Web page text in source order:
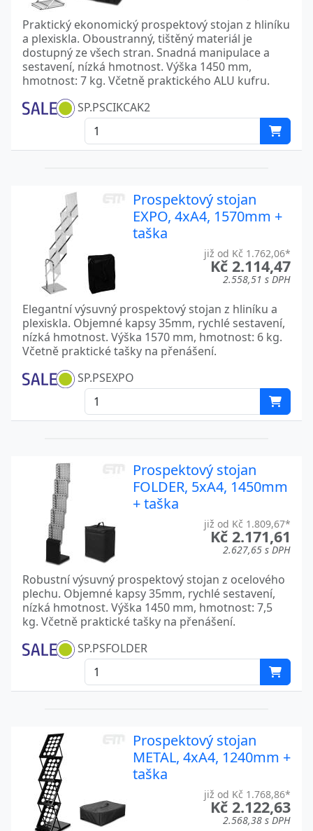
Praktický ekonomický prospektový stojan z hliníku
a plexiskla. Oboustranný, tištěný materiál je
dostupný ze všech stran. Snadná manipulace a
sestavení, nízká hmotnost. Výška 1450 mm,
hmotnost: 7 kg. Včetně praktického ALU kufru.
SP.PSCIKCAK2
Prospektový stojan
EXPO, 4xA4, 1570mm +
taška
již od Kč 1.762,06*
Kč 2.114,47
2.558,51 s DPH
Elegantní výsuvný prospektový stojan z hliníku a
plexiskla. Objemné kapsy 35mm, rychlé sestavení,
nízká hmotnost. Výška 1570 mm, hmotnost: 6 kg.
Včetně praktické tašky na přenášení.
SP.PSEXPO
Prospektový stojan
FOLDER, 5xA4, 1450mm
+ taška
již od Kč 1.809,67*
Kč 2.171,61
2.627,65 s DPH
Robustní výsuvný prospektový stojan z ocelového
plechu. Objemné kapsy 35mm, rychlé sestavení,
nízká hmotnost. Výška 1450 mm, hmotnost: 7,5
kg. Včetně praktické tašky na přenášení.
SP.PSFOLDER
Prospektový stojan
METAL, 4xA4, 1240mm +
taška
již od Kč 1.768,86*
Kč 2.122,63
2.568,38 s DPH